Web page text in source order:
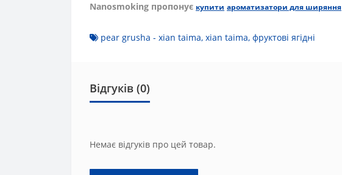
Nanosmoking пропонує купити ароматизатори для ширяння
pear grusha - xian taima, xian taima, фруктові ягідні
Відгуків (0)
Немає відгуків про цей товар.